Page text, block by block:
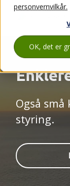
personvernvilkår.
OK, det er
Også
styring.